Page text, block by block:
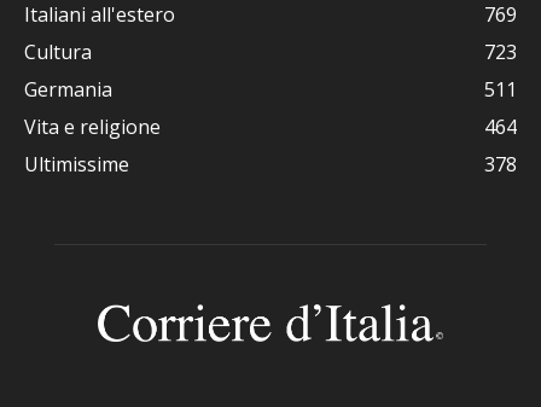
Italiani all'estero
769
Cultura
723
Germania
511
Vita e religione
464
Ultimissime
378